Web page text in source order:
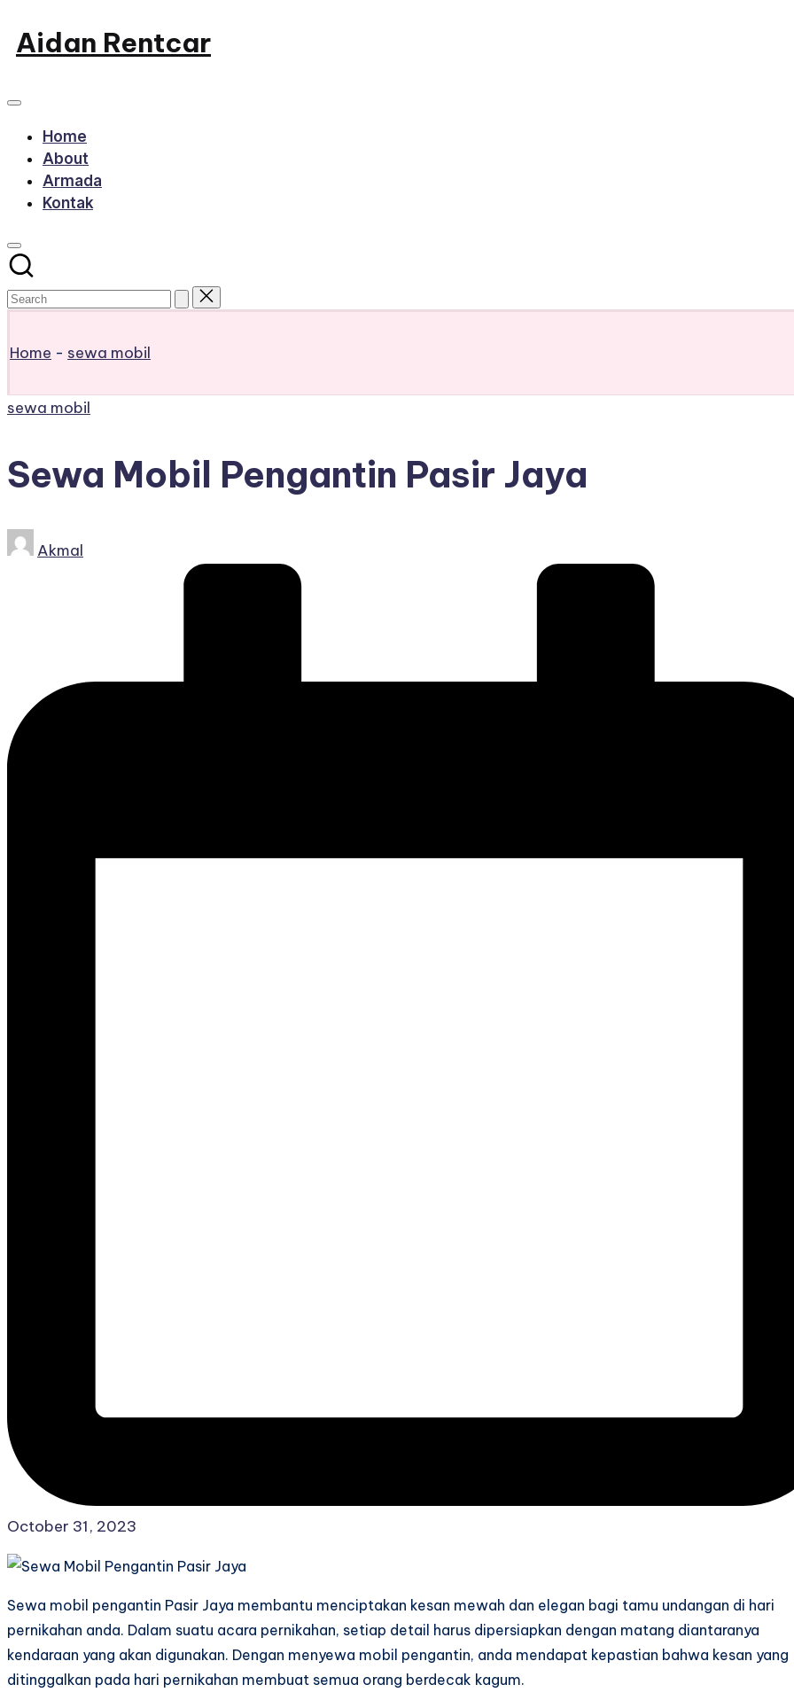
Skip
to
Aidan Rentcar
Mobil
Home
About
Armada
Kontak
Home - sewa mobil
Posted
sewa mobil
Sewa Mobil Pengantin Pasir Jaya
PostedAkmal
October 31, 2023
Sewa mobil pengantin Pasir Jaya membantu menciptakan kesan mewah dan elegan bagi tamu undangan di hari
pernikahan anda. Dalam suatu acara pernikahan, setiap detail harus dipersiapkan dengan matang diantaranya
kendaraan yang akan digunakan. Dengan menyewa mobil pengantin, anda mendapat kepastian bahwa kesan yang
ditinggalkan pada hari pernikahan membuat semua orang berdecak kagum.